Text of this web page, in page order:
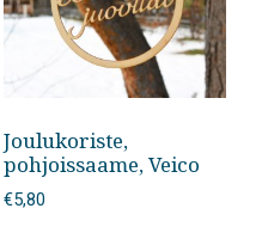
Joulukoriste,
pohjoissaame, Veico
€5,80